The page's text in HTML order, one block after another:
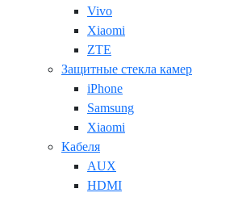
Vivo
Xiaomi
ZTE
Защитные стекла камер
iPhone
Samsung
Xiaomi
Кабеля
AUX
HDMI